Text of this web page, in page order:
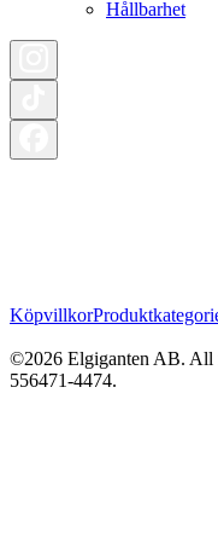
Hållbarhet
Köpvillkor
©2026 Elgiganten AB. All
556471-4474.